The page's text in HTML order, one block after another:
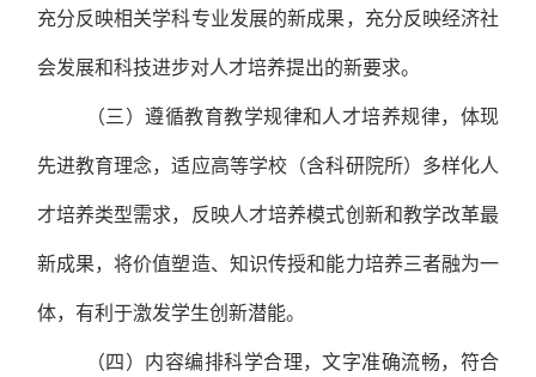
充分反映相关学科专业发展的新成果，充分反映经济社
会发展和科技进步对人才培养提出的新要求。
（三）遵循教育教学规律和人才培养规律，体现
先进教育理念，适应高等学校（含科研院所）多样化人
才培养类型需求，反映人才培养模式创新和教学改革最
新成果，将价值塑造、知识传授和能力培养三者融为一
体，有利于激发学生创新潜能。
（四）内容编排科学合理，文字准确流畅，符合